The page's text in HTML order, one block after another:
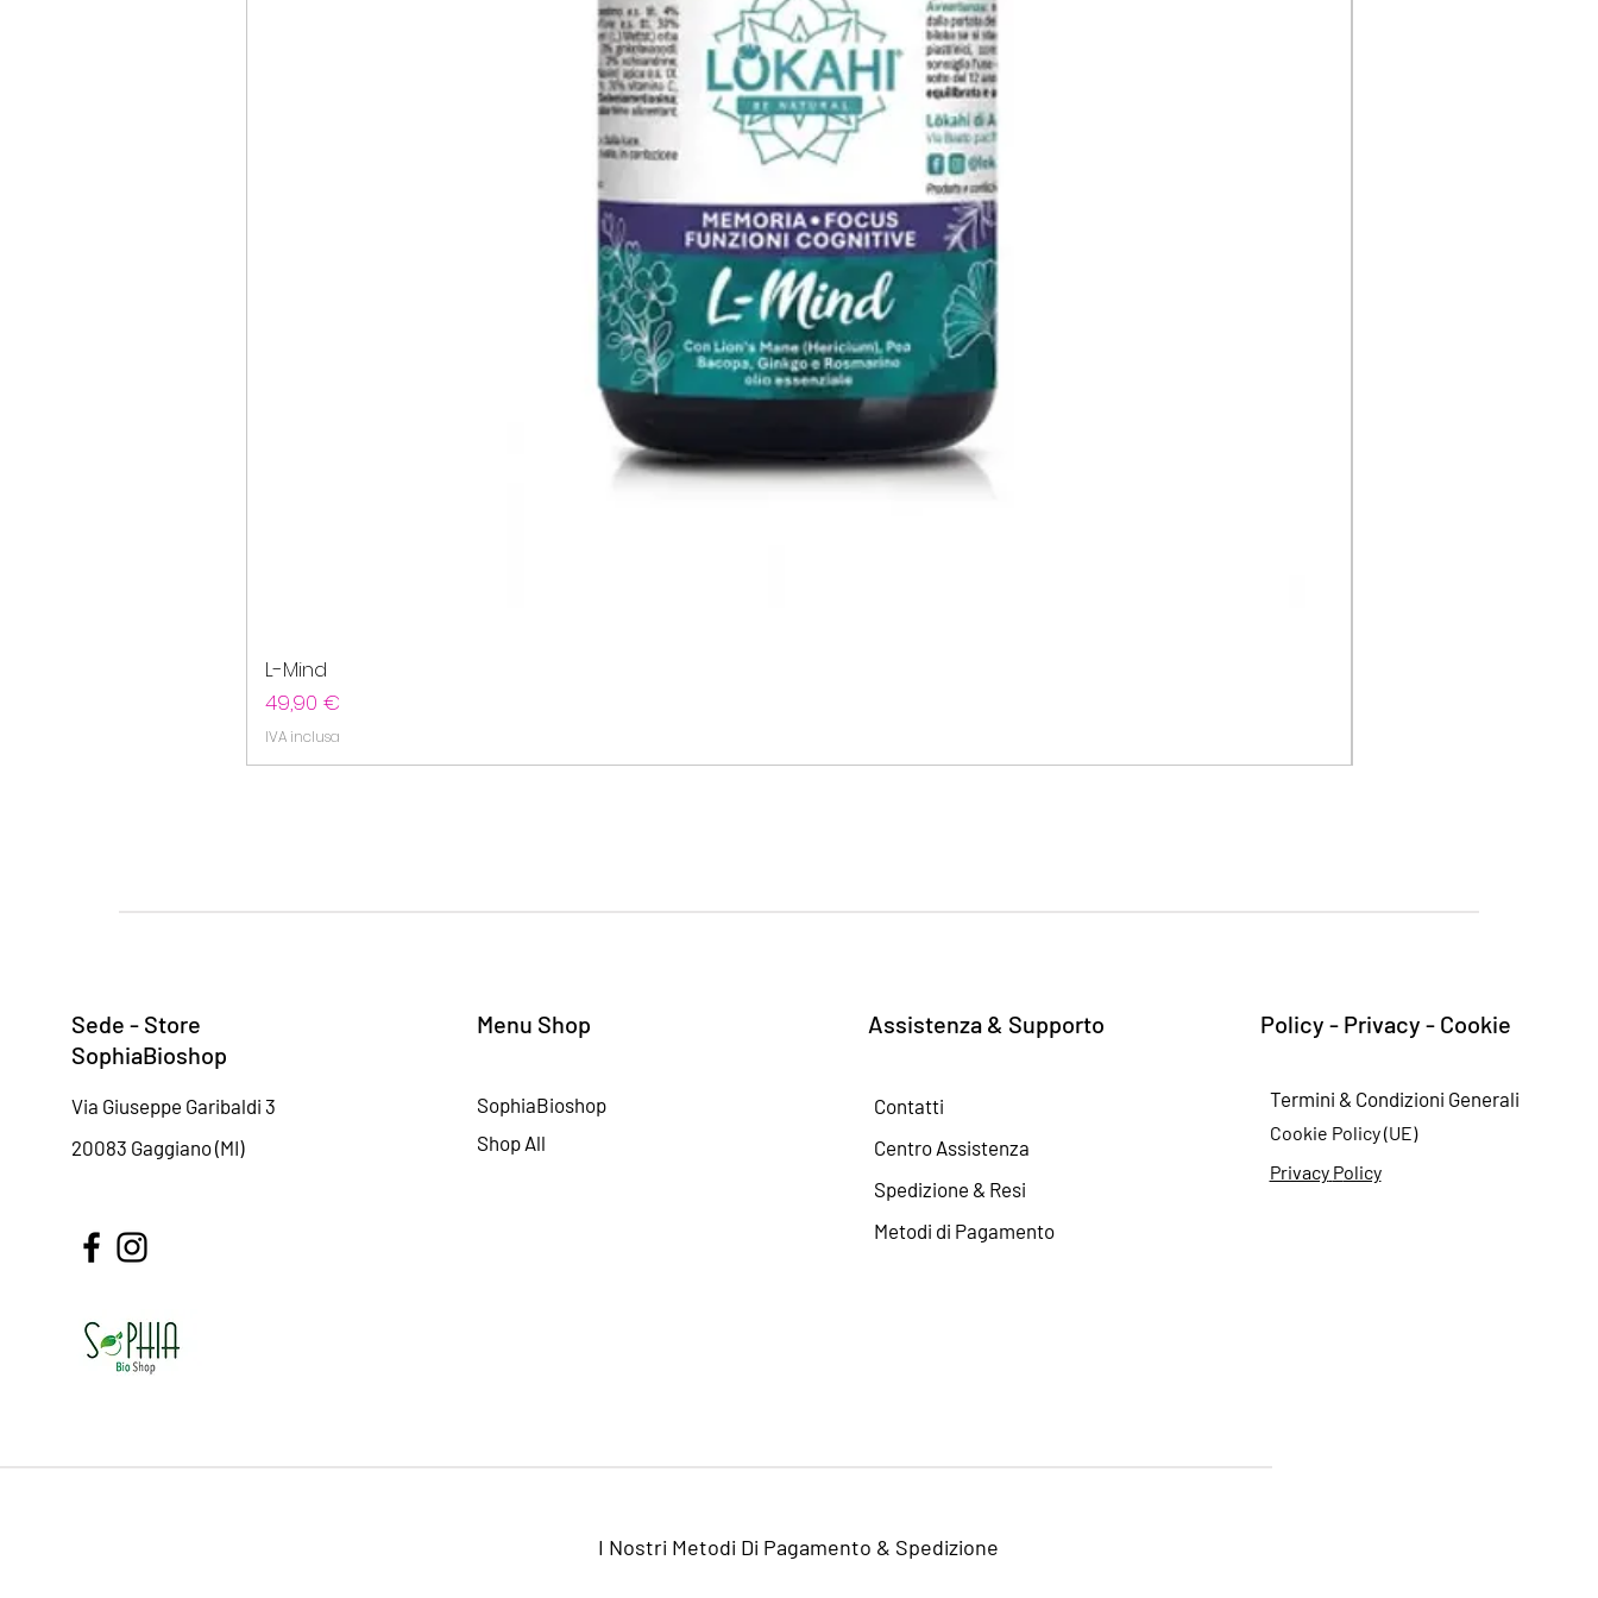
L-Mind
Prezzo
49,90 €
IVA inclusa
Sede - Store
SophiaBioshop
Via Giuseppe Garibaldi 3
20083 Gaggiano (MI)
Menu Shop
SophiaBioshop
Shop All
Assistenza & Supporto
Contatti
Centro Assistenza
Spedizione & Resi
Metodi di Pagamento
Policy - Privacy - Cookie
Termini & Condizioni Generali
Cookie Policy (UE)
Privacy Policy
I Nostri Metodi Di Pagamento & Spedizione